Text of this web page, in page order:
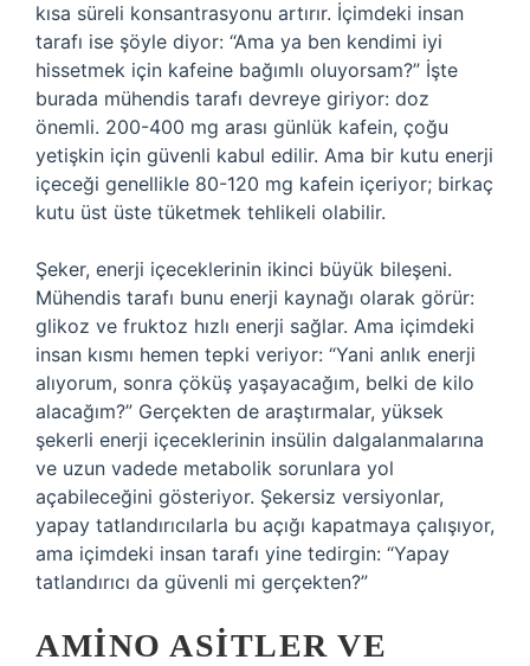
kısa süreli konsantrasyonu artırır. İçimdeki insan
tarafı ise şöyle diyor: “Ama ya ben kendimi iyi
hissetmek için kafeine bağımlı oluyorsam?” İşte
burada mühendis tarafı devreye giriyor: doz
önemli. 200-400 mg arası günlük kafein, çoğu
yetişkin için güvenli kabul edilir. Ama bir kutu enerji
içeceği genellikle 80-120 mg kafein içeriyor; birkaç
kutu üst üste tüketmek tehlikeli olabilir.
Şeker, enerji içeceklerinin ikinci büyük bileşeni.
Mühendis tarafı bunu enerji kaynağı olarak görür:
glikoz ve fruktoz hızlı enerji sağlar. Ama içimdeki
insan kısmı hemen tepki veriyor: “Yani anlık enerji
alıyorum, sonra çöküş yaşayacağım, belki de kilo
alacağım?” Gerçekten de araştırmalar, yüksek
şekerli enerji içeceklerinin insülin dalgalanmalarına
ve uzun vadede metabolik sorunlara yol
açabileceğini gösteriyor. Şekersiz versiyonlar,
yapay tatlandırıcılarla bu açığı kapatmaya çalışıyor,
ama içimdeki insan tarafı yine tedirgin: “Yapay
tatlandırıcı da güvenli mi gerçekten?”
AMINO ASITLER VE